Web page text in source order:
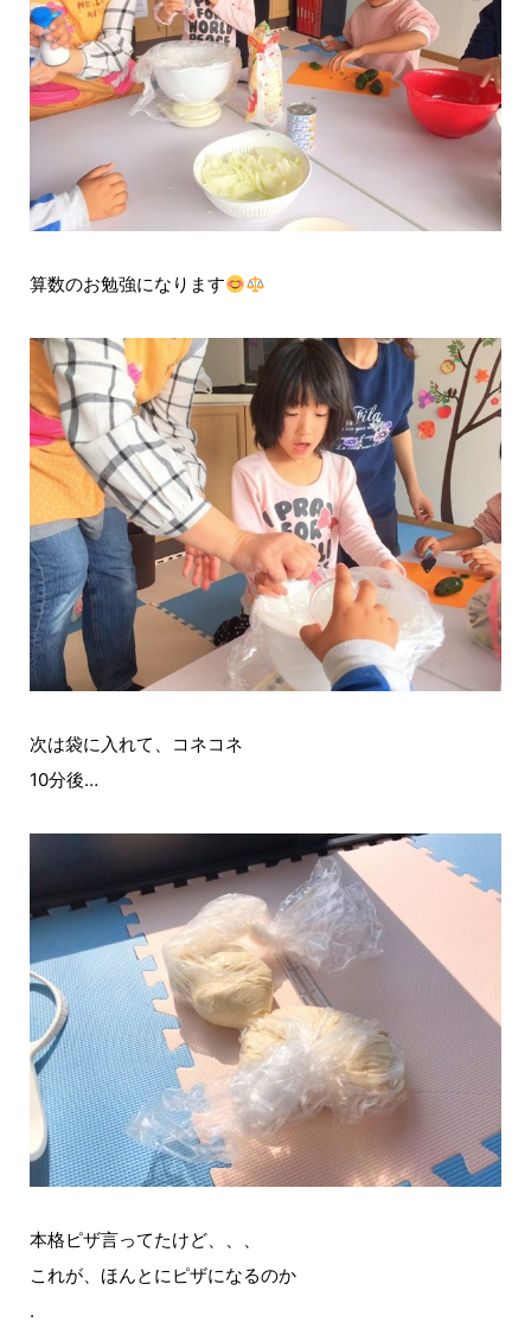
算数のお勉強になります
次は袋に入れて、コネコネ
10分後…
本格ピザ言ってたけど、、、
これが、ほんとにピザになるのか
.